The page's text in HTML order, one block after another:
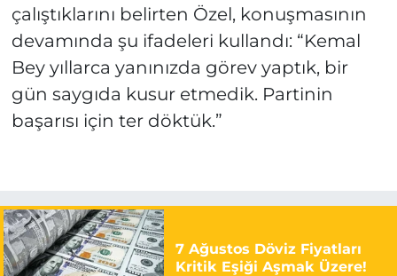
çalıştıklarını belirten Özel, konuşmasının
devamında şu ifadeleri kullandı: “Kemal
Bey yıllarca yanınızda görev yaptık, bir
gün saygıda kusur etmedik. Partinin
başarısı için ter döktük.”
7 Ağustos Döviz Fiyatları
Kritik Eşiği Aşmak Üzere!